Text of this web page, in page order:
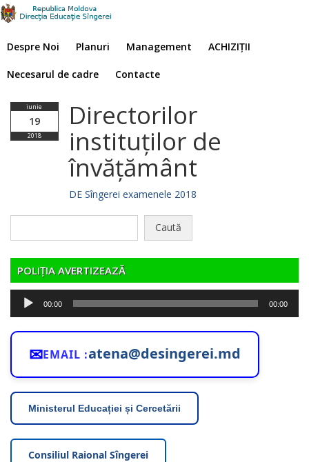
Despre Noi Planuri Management ACHIZIȚII
Necesarul de cadre Contacte
iunie
19
2018
Directorilor
instituților de
învățământ
DE Sîngerei examenele 2018
POLIȚIA AVERTIZEAZĂ
Player
audio
00:00 00:00
✉EMAIL :atena@desingerei.md
Ministerul Educației și Cercetării
Consiliul Raional Sîngerei